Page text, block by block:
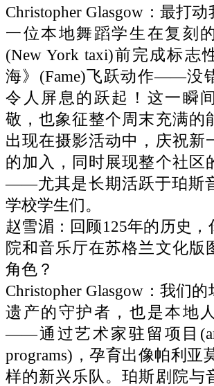
Christopher Glasgow：最打
一位本地舞蹈学生在复刻
(New York taxi)前完成标志
海》(Fame)飞跃动作——没
令人屏息的跃起！这一瞬
敬，也象征整个周末充满的
出现在摄影活动中，庆祝新
的加入，同时展现整个社区
——尤其是长期活跃于珀斯
学校学生们。
赵雪湄：回顾125年的历史，
院和音乐厅在苏格兰文化版
角色？
Christopher Glasgow：我们
遗产的守护者，也是本地
——通过艺术家驻留项目
programs)，孕育出像帕利亚
样的新兴乐队。珀斯剧院与